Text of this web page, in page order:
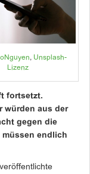
, Unsplash-
Lizenz
fortsetzt.
würden aus der
gegen die
müssen endlich